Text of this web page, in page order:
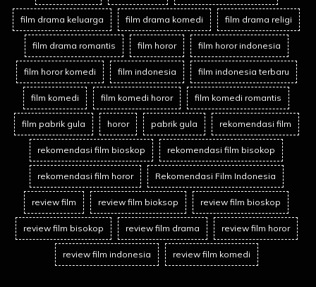
film drama keluarga film drama komedi film drama religi
film drama romantis film horor film horor indonesia
film horor komedi film indonesia film indonesia terbaru
film komedi film komedi horor film komedi romantis
film pabrik gula horor pabrik gula rekomendasi film
rekomendasi film bioskop rekomendasi film bisokop
rekomendasi film horor Rekomendasi Film Indonesia
review film review film bioksop review film bioskop
review film bisokop review film drama review film horor
review film indonesia review film komedi